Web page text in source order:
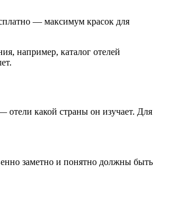
— максимум красок для
например, каталог отелей
отели какой страны он изучает. Для
заметно и понятно должны быть